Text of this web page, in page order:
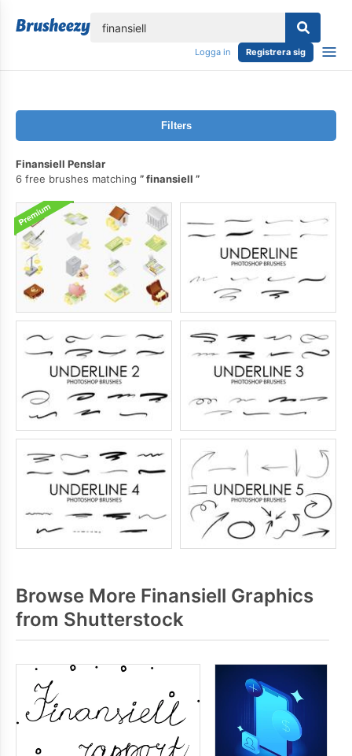
Logga in Registrera sig
Filters
Finansiell Penslar
6 free brushes matching
finansiell
Browse More Finansiell Graphics
from Shutterstock